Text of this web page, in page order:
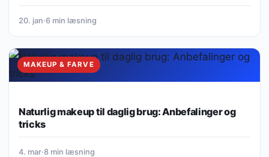
20. jan·6 min læsning
MAKEUP & FARVE
Naturlig makeup til daglig brug: Anbefalinger og
tricks
4. mar·8 min læsning